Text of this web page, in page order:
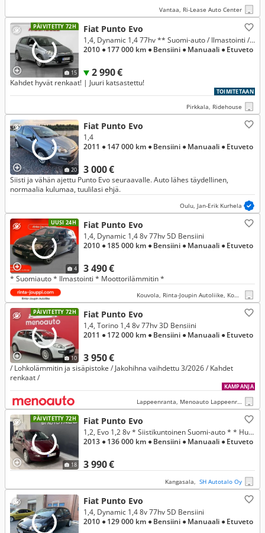
Vantaa, Ri-Lease Auto Center
PÄIVITETTY 72H
15
Fiat Punto Evo
2 990 €
1,4, Dynamic 1,4 77hv ** Suomi-auto / Ilmastointi / Lohko+sisäpistoke **
2010 ● 177 000 km ● Bensiini ● Manuaali ● Etuveto
Kahdet hyvät renkaat! | Juuri katsastettu!
TOIMITETAAN
Pirkkala, Ridehouse
20
Fiat Punto Evo
3 000 €
1,4
2011 ● 147 000 km ● Bensiini ● Manuaali ● Etuveto
Siisti ja vähän ajettu Punto Evo seuraavalle. Auto lähes täydellinen,
normaalia kulumaa, tuulilasi ehjä.
Oulu, Jan-Erik Kurhela
UUSI 24H
4
Fiat Punto Evo
3 490 €
1,4, Dynamic 1,4 8v 77hv 5D Bensiini
2010 ● 185 000 km ● Bensiini ● Manuaali ● Etuveto
* Suomiauto * Ilmastointi * Moottorilämmitin *
Kouvola, Rinta-Joupin Autoliike, Kouvola
PÄIVITETTY 72H
10
Fiat Punto Evo
3 950 €
1,4, Torino 1,4 8v 77hv 3D Bensiini
2011 ● 172 000 km ● Bensiini ● Manuaali ● Etuveto
/ Lohkolämmitin ja sisäpistoke / Jakohihna vaihdettu 3/2026 / Kahdet
renkaat /
KAMPANJA
Lappeenranta, Menoauto Lappeenranta
PÄIVITETTY 72H
18
Fiat Punto Evo
3 990 €
1,2, Evo 1,2 8v * Siistikuntoinen Suomi-auto * * Huollettu 03.2026 *
2013 ● 136 000 km ● Bensiini ● Manuaali ● Etuveto
Kangasala, SH Autotalo Oy
Fiat Punto Evo
1,4, Dynamic 1,4 8v 77hv 5D Bensiini
2010 ● 129 000 km ● Bensiini ● Manuaali ● Etuveto